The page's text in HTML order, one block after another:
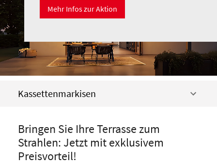
Mehr Infos zur Aktion
Kassettenmarkisen
Bringen Sie Ihre Terrasse zum
Strahlen: Jetzt mit exklusivem
Preisvorteil!